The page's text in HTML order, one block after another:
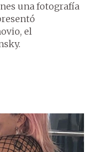
una fotografía
el